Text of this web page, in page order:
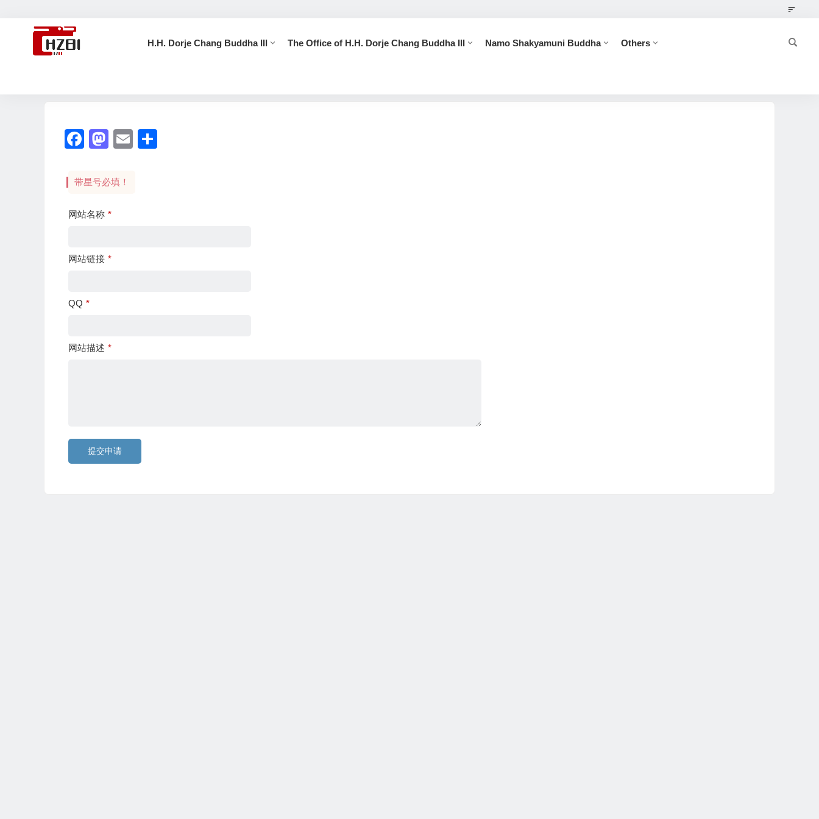
H.H. Dorje Chang Buddha III The Office of H.H. Dorje Chang Buddha III Namo Shakyamuni Buddha Others
Facebook
Mastodon
Email
带星号必填！
网站名称 *
网站链接 *
QQ *
网站描述 *
提交申请